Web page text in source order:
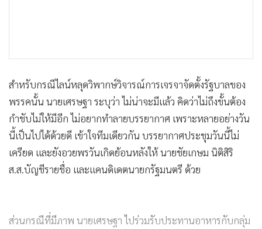
สำหรับกรณีไลน์หลุดวิพากษ์วิจารณ์การเจรจาจัดตั้งรัฐบาลของ
พรรคนั้น นายเศรษฐา ระบุว่า ไม่น่าจะมีแล้ว คิดว่าไม่ถึงขั้นต้อง
กำชับไม่ให้มีอีก ไม่อยากทำลายบรรยากาศ เพราะหลายอย่างวัน
นี้เป็นไปได้ด้วยดี เข้าใจทีมเดียวกัน บรรยากาศประชุมวันนี้ไม่
เครียด และยังอวยพรวันเกิดย้อนหลังให้ นายชัยเกษม นิติสิริ
ส.ส.บัญชีรายชื่อ และแคนดิเดตนายกรัฐมนตรี ด้วย
ส่วนกรณีที่มีภาพ นายเศรษฐา ไปร่วมรับประทานอาหารกับกลุ่ม